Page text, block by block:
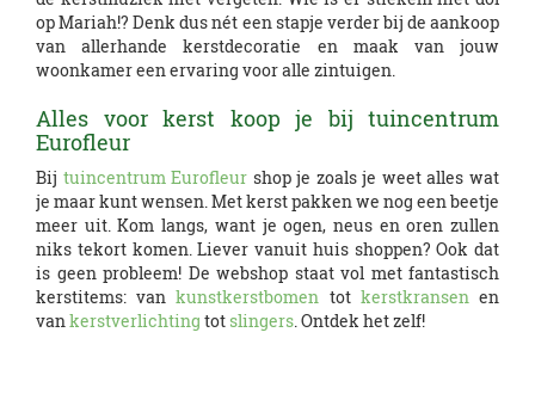
op Mariah!? Denk dus nét een stapje verder bij de aankoop
van allerhande kerstdecoratie en maak van jouw
woonkamer een ervaring voor alle zintuigen.
Alles voor kerst koop je bij tuincentrum
Eurofleur
Bij tuincentrum Eurofleur shop je zoals je weet alles wat
je maar kunt wensen. Met kerst pakken we nog een beetje
meer uit. Kom langs, want je ogen, neus en oren zullen
niks tekort komen. Liever vanuit huis shoppen? Ook dat
is geen probleem! De webshop staat vol met fantastisch
kerstitems: vankunstkerstbomen tot kerstkransenen
vankerstverlichting tot slingers. Ontdek het zelf!
K
e
r
s
t